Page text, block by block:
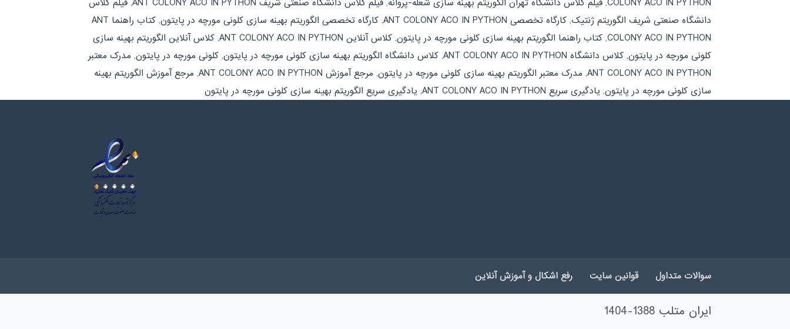
دانشگاه صنعتی شریف الگوریتم ژنتیک,کارگاه تخصصی ANT COLONY ACO IN PYTHON ,کارگاه تخصصی الگوریتم بهینه سازی کلونی مورچه در پایتون,
کتاب راهنما ANT
COLONY ACO IN PYTHON
,کتاب راهنما الگوریتم بهینه سازی کلونی مورچه در پایتون,کلاس آنلاین ANT COLONY ACO IN PYTHON ,کلاس آنلاین الگوریتم بهینه سازی
کلونی مورچه در پایتون,کلاس دانشگاه ANT COLONY ACO IN PYTHON ,کلاس دانشگاه الگوریتم بهینه سازی کلونی مورچه در پایتون,کلونی مورچه در پایتون, مدرک معتبر
ANT COLONY ACO IN PYTHON
, مدرک معتبر الگوریتم بهینه سازی کلونی مورچه در پایتون, مرجع آموزش ANT COLONY ACO IN PYTHON , مرجع آموزش الگوریتم بهینه
سازی کلونی مورچه در پایتون, یادگیری سریع ANT COLONY ACO IN PYTHON , یادگیری سریع الگوریتم بهینه سازی کلونی مورچه در پایتون
سوالات متداول قوانین سایت رفع اشکال و آموزش آنلاین
ایران متلب 1388-1404